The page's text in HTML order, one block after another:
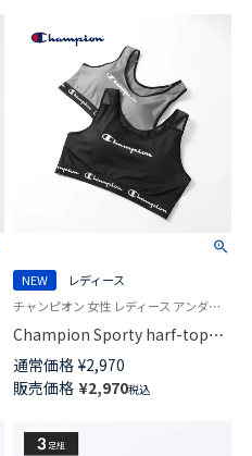
NEW
レディース
チャンピオン 女性 レディース アンダーウェア ブランド
Champion Sporty harf-top
brassiere 抗菌防臭 吸水速乾 ス
ポーツブラ ウィメンズ
95451003
通常価格 ¥2,970
販売価格 ¥2,970税込